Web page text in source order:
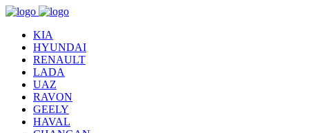
KIA
HYUNDAI
RENAULT
LADA
UAZ
RAVON
GEELY
HAVAL